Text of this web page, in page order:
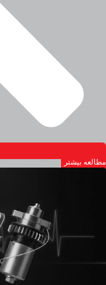
مطالعه بیشتر